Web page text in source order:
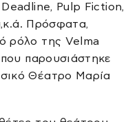
Pulp Fiction,
Πρόσφατα,
ρόλο της Velma
παρουσιάστηκε
Θέατρο Μαρία